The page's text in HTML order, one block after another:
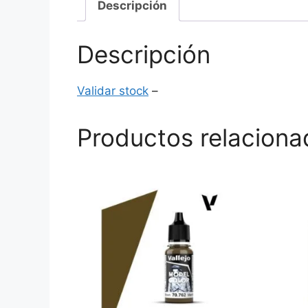
Descripción
Descripción
Validar stock –
Productos